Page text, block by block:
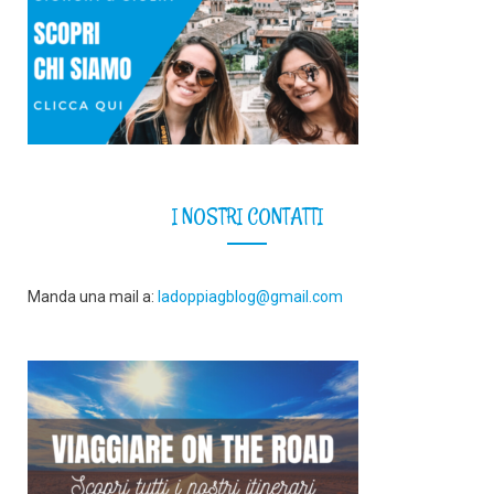
I NOSTRI CONTATTI
Manda una mail a: ladoppiagblog@gmail.com